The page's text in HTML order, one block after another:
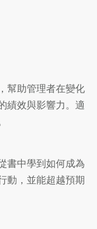
幫助管理者在變化
績效與影響力。適
書中學到如何成為
動，並能超越預期